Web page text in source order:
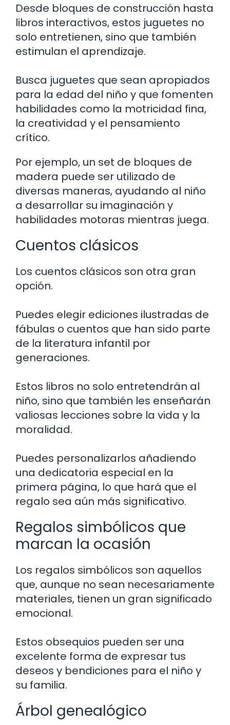
Desde bloques de construcción hasta
libros interactivos, estos juguetes no
solo entretienen, sino que también
estimulan el aprendizaje.
Busca juguetes que sean apropiados
para la edad del niño y que fomenten
habilidades como la motricidad fina,
la creatividad y el pensamiento
crítico.
Por ejemplo, un set de bloques de
madera puede ser utilizado de
diversas maneras, ayudando al niño
a desarrollar su imaginación y
habilidades motoras mientras juega.
Cuentos clásicos
Los cuentos clásicos son otra gran
opción.
Puedes elegir ediciones ilustradas de
fábulas o cuentos que han sido parte
de la literatura infantil por
generaciones.
Estos libros no solo entretendrán al
niño, sino que también les enseñarán
valiosas lecciones sobre la vida y la
moralidad.
Puedes personalizarlos añadiendo
una dedicatoria especial en la
primera página, lo que hará que el
regalo sea aún más significativo.
Regalos simbólicos que
marcan la ocasión
Los regalos simbólicos son aquellos
que, aunque no sean necesariamente
materiales, tienen un gran significado
emocional.
Estos obsequios pueden ser una
excelente forma de expresar tus
deseos y bendiciones para el niño y
su familia.
Árbol genealógico